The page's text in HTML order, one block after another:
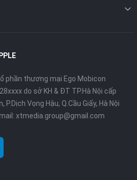
có cấu hình mạnh mẽ
tải nhiều ứng dụng mà không bị
ứng dụng, dữ liệu lâu dài và thuận
sẵn ngay trên máy vì thế mọi hoạt
hỗ trợ máy trong nhiều năm tới. Đặc
một chiếc bút cảm ứng phục vụ tốt
nghiệm tốt và đây cũng là tín hiệu
tranh, sáng tác nghệ thuật.
phần thương mại Ego Mobicon
do sở KH & ĐT TP.Hà Nội cấp
Vọng Hậu, Q.Cầu Giấy, Hà Nội
xtmedia.group@gmail.com